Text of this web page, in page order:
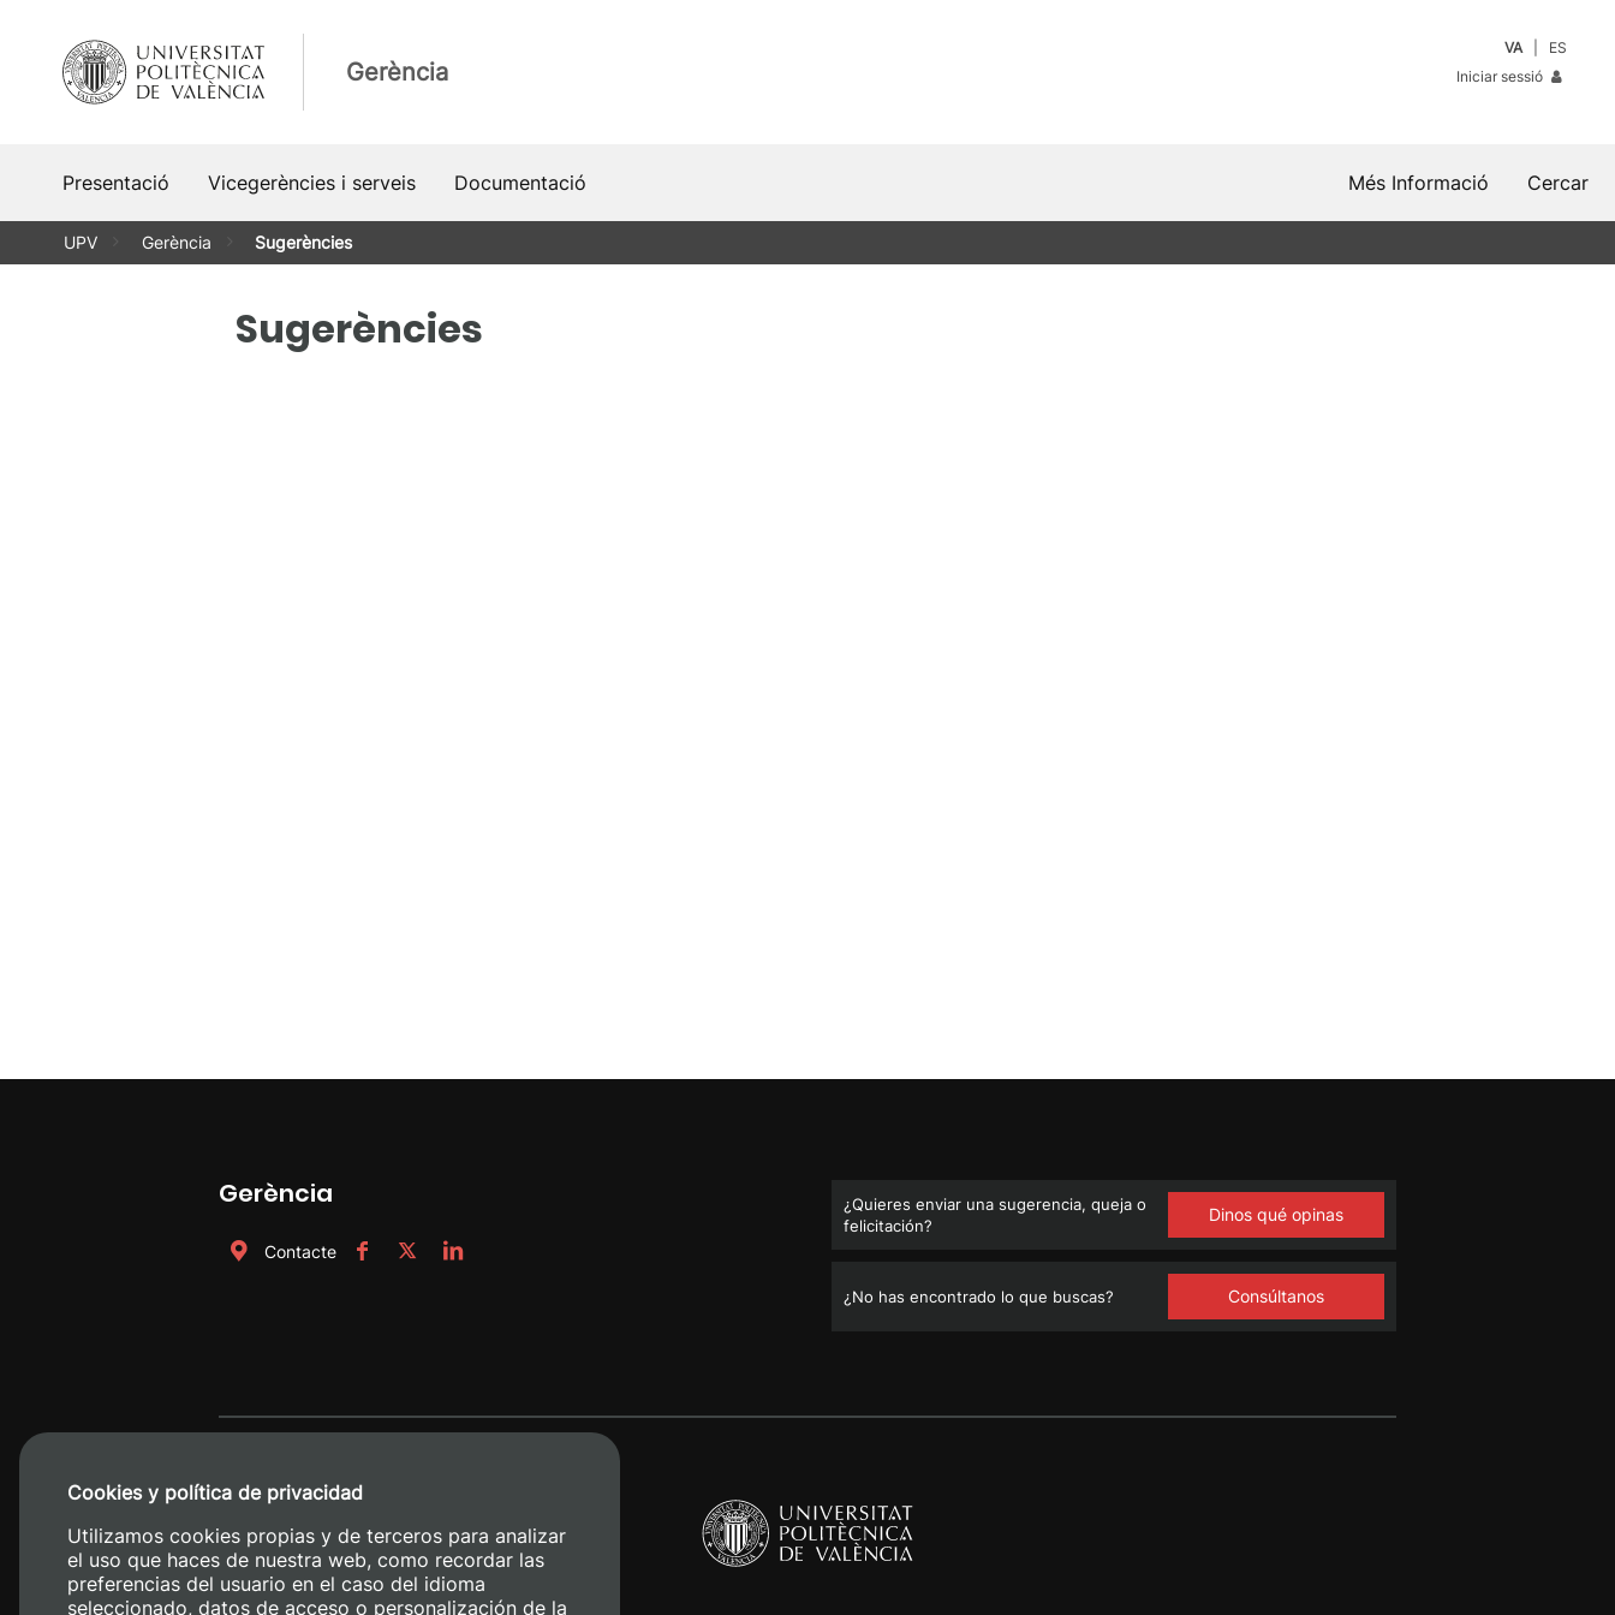
contingut
Gerència
VA
ES
Iniciar sessió
Presentació Vicegerències i serveis Documentació Cercar
Més Informació
UPV Gerència Sugerències
Sugerències
Gerència
Contacte
¿Quieres enviar una sugerencia, queja o
felicitación?
Dinos qué opinas
¿No has encontrado lo que buscas? Consúltanos
Cookies y política de privacidad
Utilizamos cookies propias y de terceros para analizar
el uso que haces de nuestra web, como recordar las
preferencias del usuario en el caso del idioma
seleccionado, datos de acceso o personalización de la